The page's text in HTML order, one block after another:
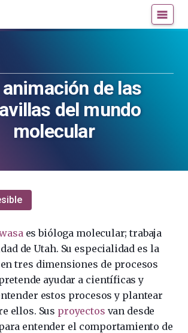
animación de las
del mundo
molecular
es bióloga molecular; trabaja
de Utah. Su especialidad es la
tres dimensiones de procesos
ayudar a científicas y
estos procesos y plantear
ellos. Sus proyectos van desde
entender el comportamiento de